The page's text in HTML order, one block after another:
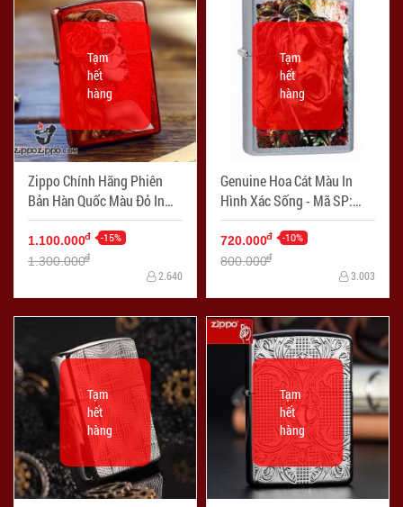
Zippo Chính Hãng Phiên
Bản Hàn Quốc Màu Đỏ In
Hình Cô Gái Ma - Mã SP:
ZPC1055
Tạm
hết
hàng
1.100.000đ -15%
1.300.000đ
2.640
Genuine Hoa Cát Màu In
Hình Xác Sống - Mã SP:
ZPC1150
Tạm
hết
hàng
720.000đ -10%
800.000đ
3.003
Tạm
hết
hàng
Tạm
hết
hàng